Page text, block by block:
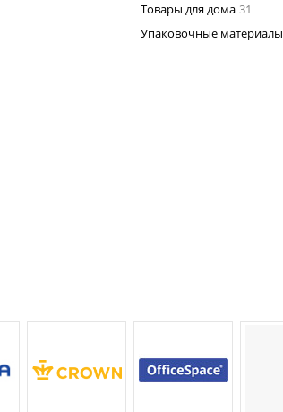
Товары для дома 31
Упаковочные материалы